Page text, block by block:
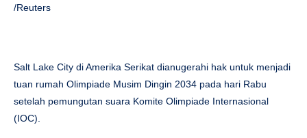
/Reuters
Salt Lake City di Amerika Serikat dianugerahi hak untuk menjadi
tuan rumah Olimpiade Musim Dingin 2034 pada hari Rabu
setelah pemungutan suara Komite Olimpiade Internasional
(IOC).